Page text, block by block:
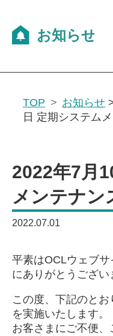
TOP お知らせ
日 定期システム
2022年7月
メンテナン
2022.07.01
平素はOCLウェブ
にありがとうござい
この度、下記のと
を実施いたします。
お客さまにご不便